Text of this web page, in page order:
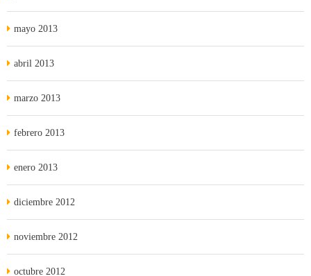
mayo 2013
abril 2013
marzo 2013
febrero 2013
enero 2013
diciembre 2012
noviembre 2012
octubre 2012